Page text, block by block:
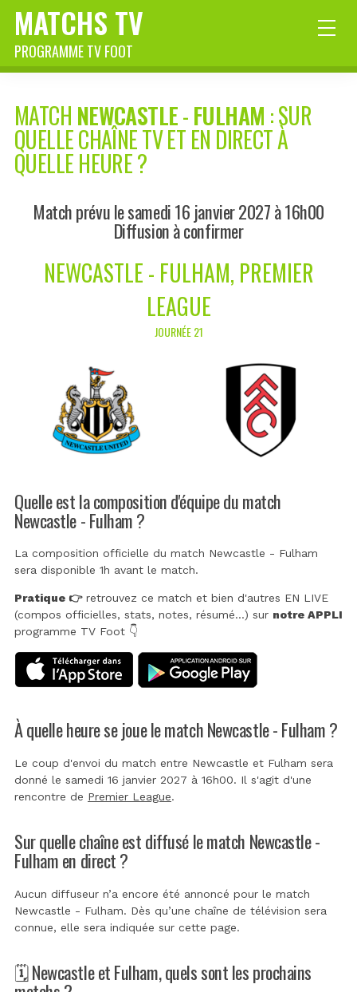
MATCHS TV
PROGRAMME TV FOOT
MATCH NEWCASTLE-FULHAM : SUR
QUELLE CHAÎNE TV ET EN DIRECT À
QUELLE HEURE ?
Match prévu le samedi 16 janvier 2027 à 16h00
Diffusion à confirmer
NEWCASTLE - FULHAM, PREMIER
LEAGUE
JOURNÉE 21
Quelle est la composition d'équipe du match
Newcastle - Fulham ?
La composition officielle du match Newcastle - Fulham
sera disponible 1h avant le match.
Pratique 👉retrouvez ce match et bien d'autres EN LIVE
(compos officielles, stats, notes, résumé...) sur notre APPLI
programme TV Foot 👇
À quelle heure se joue le match Newcastle - Fulham ?
Le coup d'envoi du match entre Newcastle et Fulham sera
donné le samedi 16 janvier 2027 à 16h00. Il s'agit d'une
rencontre de Premier League.
Sur quelle chaîne est diffusé le match Newcastle -
Fulham en direct ?
Aucun diffuseur n’a encore été annoncé pour le match
Newcastle - Fulham. Dès qu’une chaîne de télévision sera
connue, elle sera indiquée sur cette page.
🗓️ Newcastle et Fulham, quels sont les prochains